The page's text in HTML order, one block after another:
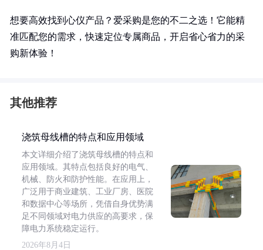
想要高效找到心仪产品？爱采购是您的不二之选！它能精
准匹配您的需求，快速定位专属商品，开启省心省力的采
购新体验！
其他推荐
浇筑母线槽的特点和应用领域
本文详细介绍了浇筑母线槽的特点和
应用领域。其特点包括良好的电气、
机械、防火和防护性能。在应用上，
广泛用于商业建筑、工业厂房、医院
和数据中心等场所，凭借自身优势满
足不同领域对电力供应的高要求，保
障电力系统稳定运行。
2026年8月4日